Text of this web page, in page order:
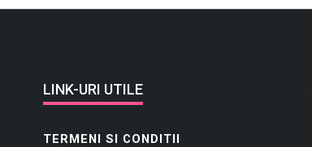
LINK-URI UTILE
TERMENI SI CONDITII